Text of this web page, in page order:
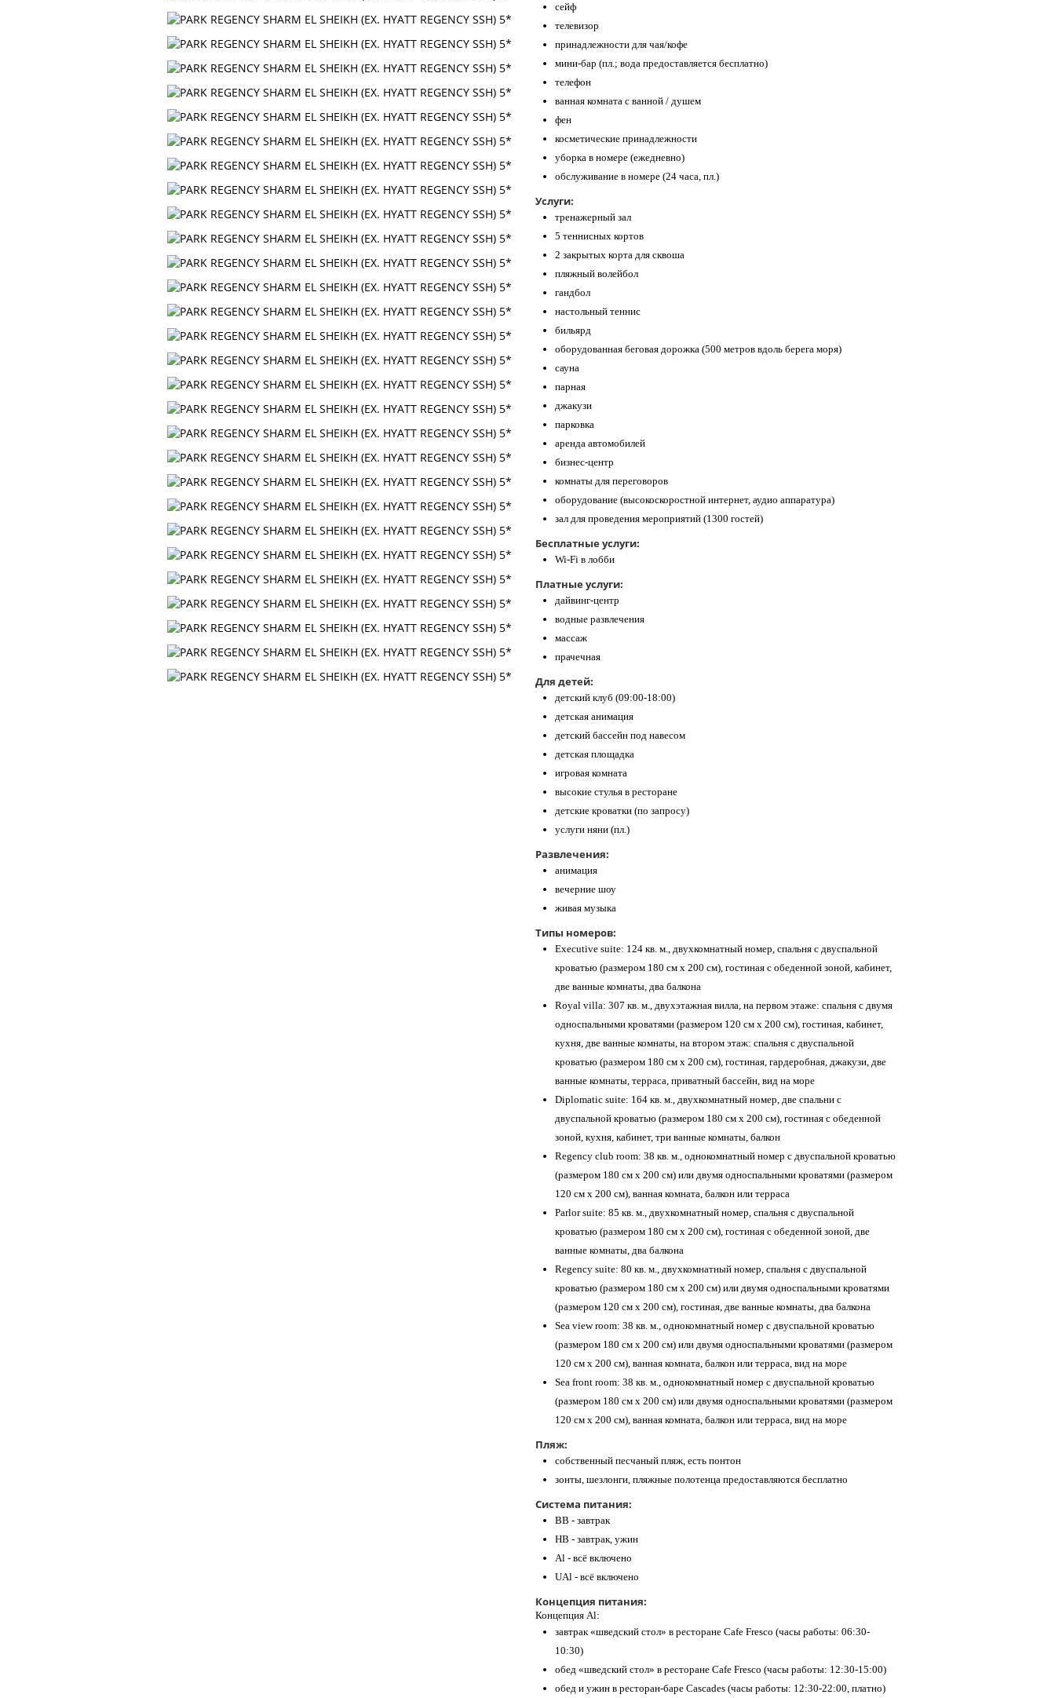
сейф
телевизор
принадлежности для чая/кофе
мини-бар (пл.; вода предоставляется бесплатно)
телефон
ванная комната с ванной / душем
фен
косметические принадлежности
уборка в номере (ежедневно)
обслуживание в номере (24 часа, пл.)
Услуги:
тренажерный зал
5 теннисных кортов
2 закрытых корта для сквоша
пляжный волейбол
гандбол
настольный теннис
бильярд
оборудованная беговая дорожка (500 метров вдоль берега моря)
сауна
парная
джакузи
парковка
аренда автомобилей
бизнес-центр
комнаты для переговоров
оборудование (высокоскоростной интернет, аудио аппаратура)
зал для проведения мероприятий (1300 гостей)
Бесплатные услуги:
Wi-Fi в лобби
Платные услуги:
дайвинг-центр
водные развлечения
массаж
прачечная
Для детей:
детский клуб (09:00-18:00)
детская анимация
детский бассейн под навесом
детская площадка
игровая комната
высокие стулья в ресторане
детские кроватки (по запросу)
услуги няни (пл.)
Развлечения:
анимация
вечерние шоу
живая музыка
Типы номеров:
Executive suite: 124 кв. м., двухкомнатный номер, спальня с двуспальной
кроватью (размером 180 см х 200 см), гостиная с обеденной зоной, кабинет,
две ванные комнаты, два балкона
Royal villa: 307 кв. м., двухэтажная вилла, на первом этаже: спальня с двумя
односпальными кроватями (размером 120 см х 200 см), гостиная, кабинет,
кухня, две ванные комнаты, на втором этаж: спальня с двуспальной
кроватью (размером 180 см х 200 см), гостиная, гардеробная, джакузи, две
ванные комнаты, терраса, приватный бассейн, вид на море
Diplomatic suite: 164 кв. м., двухкомнатный номер, две спальни с
двуспальной кроватью (размером 180 см х 200 см), гостиная с обеденной
зоной, кухня, кабинет, три ванные комнаты, балкон
Regency club room: 38 кв. м., однокомнатный номер с двуспальной кроватью
(размером 180 см х 200 см) или двумя односпальными кроватями (размером
120 см х 200 см), ванная комната, балкон или терраса
Parlor suite: 85 кв. м., двухкомнатный номер, спальня с двуспальной
кроватью (размером 180 см х 200 см), гостиная с обеденной зоной, две
ванные комнаты, два балкона
Regency suite: 80 кв. м., двухкомнатный номер, спальня с двуспальной
кроватью (размером 180 см х 200 см) или двумя односпальными кроватями
(размером 120 см х 200 см), гостиная, две ванные комнаты, два балкона
Sea view room: 38 кв. м., однокомнатный номер с двуспальной кроватью
(размером 180 см х 200 см) или двумя односпальными кроватями (размером
120 см х 200 см), ванная комната, балкон или терраса, вид на море
Sea front room: 38 кв. м., однокомнатный номер с двуспальной кроватью
(размером 180 см х 200 см) или двумя односпальными кроватями (размером
120 см х 200 см), ванная комната, балкон или терраса, вид на море
Пляж:
собственный песчаный пляж, есть понтон
зонты, шезлонги, пляжные полотенца предоставляются бесплатно
Система питания:
BB - завтрак
НВ - завтрак, ужин
Al - всё включено
UAl - всё включено
Концепция питания:
Концепция Al:
завтрак «шведский стол» в ресторане Cafe Fresco (часы работы: 06:30-
10:30)
обед «шведский стол» в ресторане Cafe Fresco (часы работы: 12:30-15:00)
обед и ужин в ресторан-баре Cascades (часы работы: 12:30-22:00, платно)